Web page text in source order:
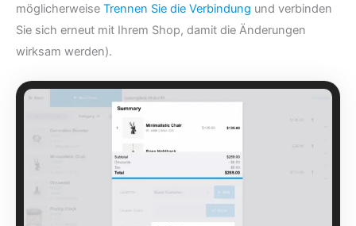
möglicherweise Trennen Sie die Verbindung und verbinden
Sie sich erneut mit Ihrem Shop, damit die Änderungen
wirksam werden).